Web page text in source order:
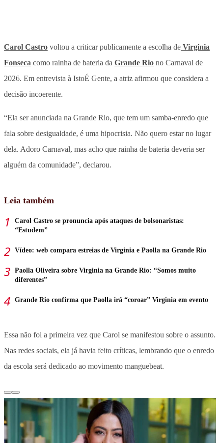
Carol Castro voltou a criticar publicamente a escolha de Virginia
Fonseca como rainha de bateria da Grande Rio no Carnaval de
2026. Em entrevista à IstoÉ Gente, a atriz afirmou que considera a
decisão incoerente.
“Ela ser anunciada na Grande Rio, que tem um samba-enredo que
fala sobre desigualdade, é uma hipocrisia. Não quero estar no lugar
dela. Adoro Carnaval, mas acho que rainha de bateria deveria ser
alguém da comunidade”, declarou.
Leia também
Carol Castro se pronuncia após ataques de bolsonaristas:
“Estudem”
Vídeo: web compara estreias de Virginia e Paolla na Grande Rio
Paolla Oliveira sobre Virginia na Grande Rio: “Somos muito
diferentes”
Grande Rio confirma que Paolla irá “coroar” Virginia em evento
Essa não foi a primeira vez que Carol se manifestou sobre o assunto.
Nas redes sociais, ela já havia feito críticas, lembrando que o enredo
da escola será dedicado ao movimento manguebeat.